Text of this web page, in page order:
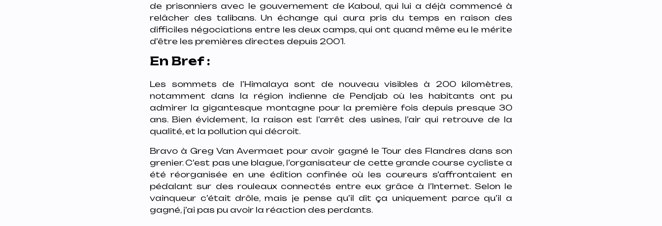
de prisonniers avec le gouvernement de Kaboul, qui lui a déjà commencé à
relâcher des talibans. Un échange qui aura pris du temps en raison des
difficiles négociations entre les deux camps, qui ont quand même eu le mérite
d’être les premières directes depuis 2001.
En Bref :
Les sommets de l’Himalaya sont de nouveau visibles à 200 kilomètres,
notamment dans la région indienne de Pendjab où les habitants ont pu
admirer la gigantesque montagne pour la première fois depuis presque 30
ans. Bien évidement, la raison est l’arrêt des usines, l’air qui retrouve de la
qualité, et la pollution qui décroit.
Bravo à Greg Van Avermaet pour avoir gagné le Tour des Flandres dans son
grenier. C’est pas une blague, l’organisateur de cette grande course cycliste a
été réorganisée en une édition confinée où les coureurs s’affrontaient en
pédalant sur des rouleaux connectés entre eux grâce à l’Internet. Selon le
vainqueur c’était drôle, mais je pense qu’il dit ça uniquement parce qu’il a
gagné, j’ai pas pu avoir la réaction des perdants.